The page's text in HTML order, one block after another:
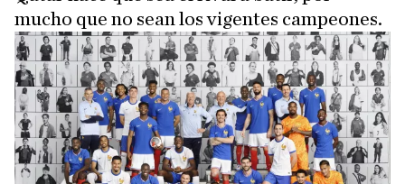
mucho que no sean los vigentes campeones.